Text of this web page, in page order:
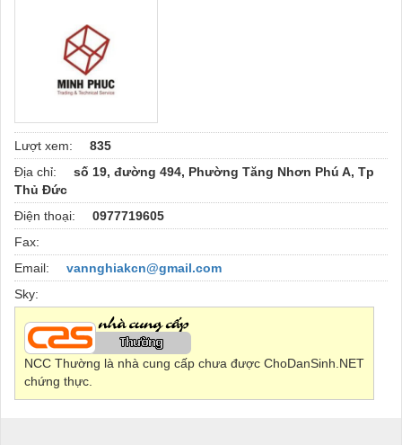
Lượt xem:
835
Địa chỉ:
số 19, đường 494, Phường Tăng Nhơn Phú A, Tp
Thủ Đức
Điện thoại:
0977719605
Fax:
Email:
vannghiakcn@gmail.com
Sky:
NCC Thường là nhà cung cấp chưa được ChoDanSinh.NET
chứng thực.